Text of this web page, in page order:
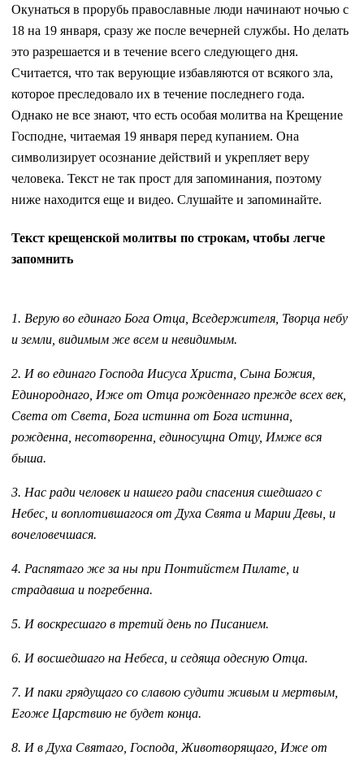
Окунаться в прорубь православные люди начинают ночью с
18 на 19 января, сразу же после вечерней службы. Но делать
это разрешается и в течение всего следующего дня.
Считается, что так верующие избавляются от всякого зла,
которое преследовало их в течение последнего года.
Однако не все знают, что есть особая молитва на Крещение
Господне, читаемая 19 января перед купанием. Она
символизирует осознание действий и укрепляет веру
человека. Текст не так прост для запоминания, поэтому
ниже находится еще и видео. Слушайте и запоминайте.
Текст крещенской молитвы по строкам, чтобы легче
запомнить
1. Верую во единаго Бога Отца, Вседержителя, Творца небу
и земли, видимым же всем и невидимым.
2. И во единаго Господа Иисуса Христа, Сына Божия,
Единороднаго, Иже от Отца рожденнаго прежде всех век,
Света от Света, Бога истинна от Бога истинна,
рожденна, несотворенна, единосущна Отцу, Имже вся
быша.
3. Нас ради человек и нашего ради спасения сшедшаго с
Небес, и воплотившагося от Духа Свята и Марии Девы, и
вочеловечшася.
4. Распятаго же за ны при Понтийстем Пилате, и
страдавша и погребенна.
5. И воскресшаго в третий день по Писанием.
6. И восшедшаго на Небеса, и седяща одесную Отца.
7. И паки грядущаго со славою судити живым и мертвым,
Егоже Царствию не будет конца.
8. И в Духа Святаго, Господа, Животворящаго, Иже от